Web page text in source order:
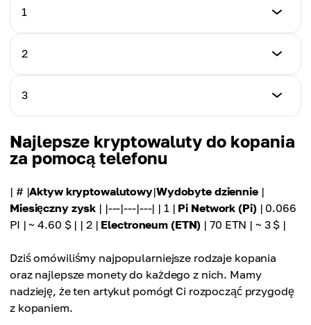
~ 329.4 $
1.423 ZANO
~ 170.76 $
1
Aktyw kryptowalutowy
Wydobyte dziennie
Miesięczny zysk
~ 66 $
2
Aktyw kryptowalutowy
Wydobyte dziennie
291.23091761 RVN
Miesięczny zysk
~ 127 $
3
Bitcoin (BTC)
0.00015719 BTC
~ 233 $
Najlepsze kryptowaluty do kopania
za pomocą telefonu
| # |Aktyw kryptowalutowy|Wydobyte dziennie|
Miesięczny zysk | |---|---|---| | 1 | Pi Network (Pi)| 0.066
PI | ~ 4.60 $ | | 2 | Electroneum (ETN) | 70 ETN | ~ 3 $ |
Dziś omówiliśmy najpopularniejsze rodzaje kopania
oraz najlepsze monety do każdego z nich. Mamy
nadzieję, że ten artykuł pomógł Ci rozpocząć przygodę
z kopaniem.